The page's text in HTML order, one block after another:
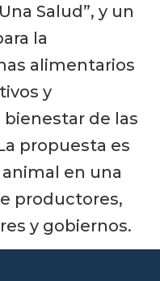
Salud”, y un
la
alimentarios
y
de las
propuesta es
en una
productores,
y gobiernos.